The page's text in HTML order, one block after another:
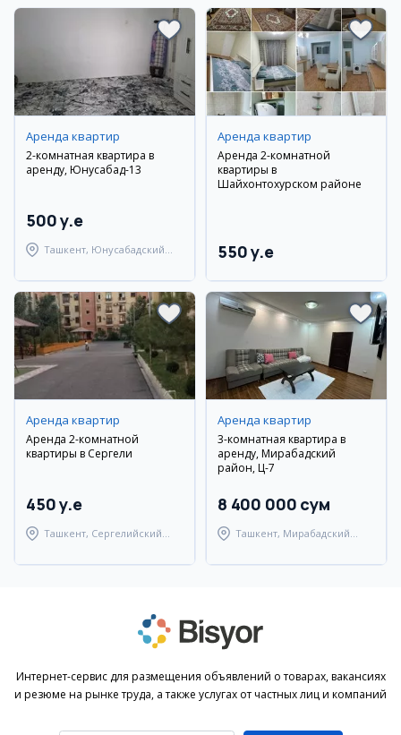
Аренда квартир
2-комнатная квартира в
аренду, Юнусабад-13
500 y.e
Ташкент, Юнусабадский
Аренда квартир
Аренда 2-комнатной
квартиры в
Шайхонтохурском районе
550 y.e
Аренда квартир
Аренда 2-комнатной
квартиры в Сергели
450 y.e
Ташкент, Сергелийский
Аренда квартир
3-комнатная квартира в
аренду, Мирабадский
район, Ц-7
8 400 000 сум
Ташкент, Мирабадский
Интернет-сервис для размещения объявлений о товарах, вакансиях
и резюме на рынке труда, а также услугах от частных лиц и компаний